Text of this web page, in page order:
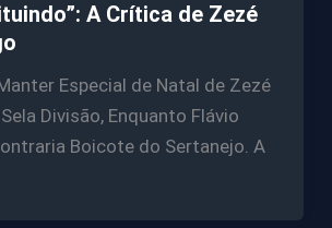
A Crítica de Zezé
Especial de Natal de Zezé
Divisão, Enquanto Flávio
Boicote do Sertanejo. A